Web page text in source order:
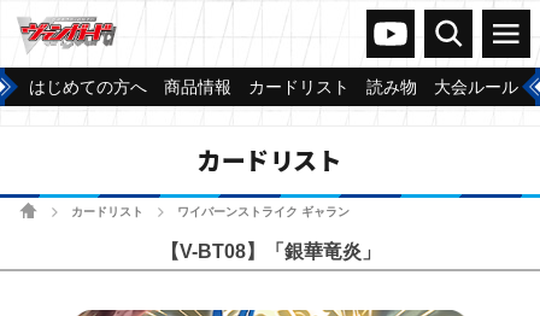
ヴァンガードch
検索 メニュー
はじめての方へ 商品情報 カードリスト 読み物 大会ルール
カードリスト
ホームカードリスト ワイバーンストライク ギャラン
【V-BT08】「銀華竜炎」